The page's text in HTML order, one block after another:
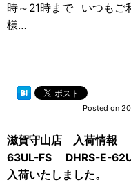
時～21時まで いつもご
様…
Posted on
滋賀守山店 入荷情報
63UL-FS DHRS-E-
入荷いたしました。